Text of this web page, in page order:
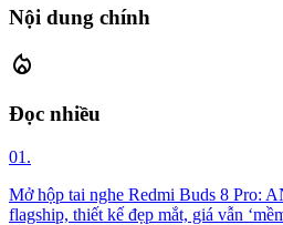
Nội dung chính
local_fire_department
Đọc nhiều
01.
Mở hộp tai nghe Redmi Buds 8 Pro:
flagship, thiết kế đẹp mắt, giá vẫn